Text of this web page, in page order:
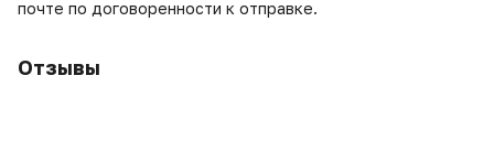
почте по договоренности к отправке.
Отзывы